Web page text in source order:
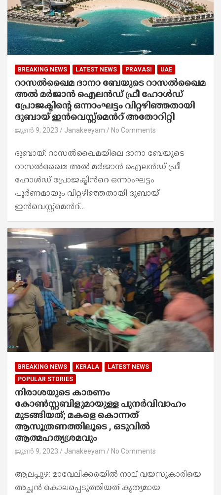
BREAKING NEWS LATEST NEWS PRAVASI UAE
റാസൽഖൈമ ദാനാ ബേയുടെ റാസൽഖൈമ
അൽ മർജാൻ ഐലൻഡ് ഫ്രീ ഹോൾഡ്
പ്രോജക്ടിന്റെ ഒന്നാംഘട്ടം വിറ്റഴിഞ്ഞതായി
ദുബായ് ഇൻവെസ്റ്റ്‌മെൻറ് അതോറിറ്റി
ജൂൺ 9, 2023 Janakeeyam No Comments
ദുബായ്: റാസൽഖൈമയിലെ ദാനാ ബേയുടെ
റാസൽഖൈമ അൽ മർജാൻ ഐലൻഡ് ഫ്രീ
ഹോൾഡ് പ്രോജക്ടിൻറെ ഒന്നാംഘട്ടം
പൂർണമായും വിറ്റഴിഞ്ഞതായി ദുബായ്
ഇൻവെസ്റ്റ്‌മെൻറ്…
BREAKING NEWS KERALA
LATEST NEWS
POPULAR STORIES
നിരാശയുടെ കാരണം
കോണ്‍സ്റ്റബിളുമായുള്ള പുനര്‍വിവാഹം
മുടങ്ങിയത്; മകളെ കൊന്നത്
ആസൂത്രണത്തിലൂടെ , ഒടുവിൽ
ആത്മഹത്യശ്രമവും
ജൂൺ 9, 2023 Janakeeyam No Comments
ആലപ്പുഴ: മാവേലിക്കരയിൽ നാല് വയസുകാരിയെ
അച്ഛന്‍ കൊലപ്പെടുത്തിയത് കൃത്യമായ